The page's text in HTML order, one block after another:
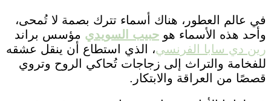
في عالم العطور، هناك أسماء تترك بصمة لا تُمحى،
وأحد هذه الأسماء هو حبيب السويدي مؤسس براند
رين دي سابا الفرنسي، الذي استطاع أن ينقل عشقه
للفخامة والتراث إلى زجاجات تُحاكي الروح وتروي
قصصًا من العراقة والابتكار.